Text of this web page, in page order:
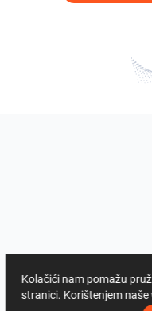
Kolačići nam pomažu
stranici. Korištenjem